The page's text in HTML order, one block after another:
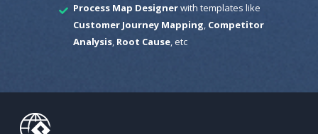
Process Map Designerwith templates like
Customer Journey Mapping Competitor
Analysis, Root Cause, etc